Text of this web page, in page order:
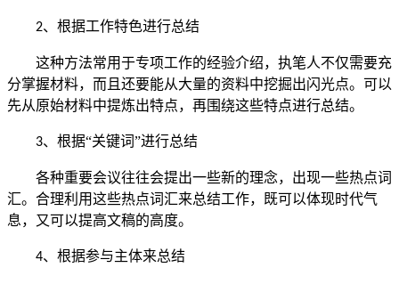
2、根据工作特色进行总结
这种方法常用于专项工作的经验介绍，执笔人不仅需要充
分掌握材料，而且还要能从大量的资料中挖掘出闪光点。可以
先从原始材料中提炼出特点，再围绕这些特点进行总结。
3、根据“关键词”进行总结
各种重要会议往往会提出一些新的理念，出现一些热点词
汇。合理利用这些热点词汇来总结工作，既可以体现时代气
息，又可以提高文稿的高度。
4、根据参与主体来总结